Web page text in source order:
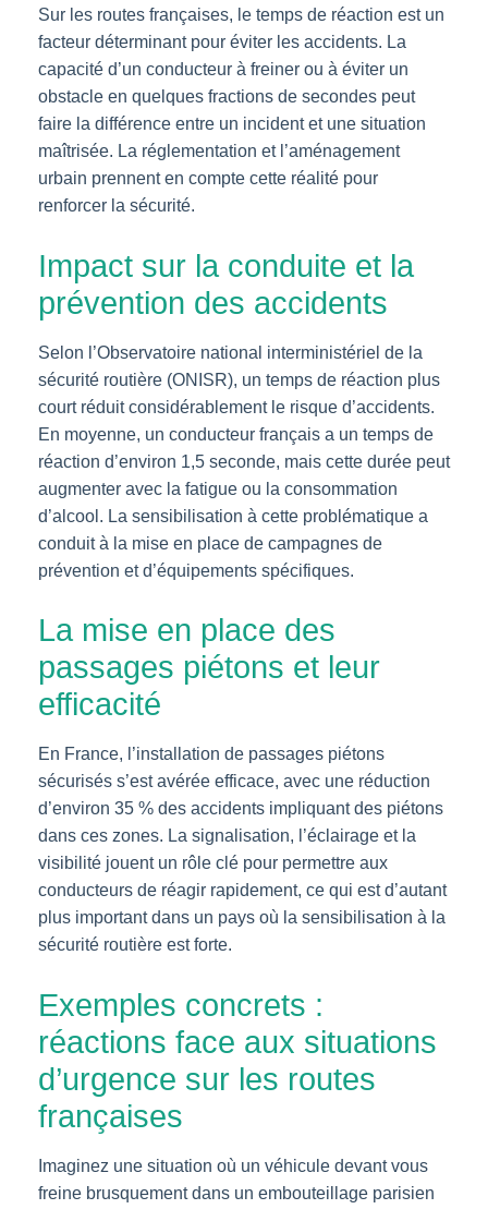
Sur les routes françaises, le temps de réaction est un
facteur déterminant pour éviter les accidents. La
capacité d’un conducteur à freiner ou à éviter un
obstacle en quelques fractions de secondes peut
faire la différence entre un incident et une situation
maîtrisée. La réglementation et l’aménagement
urbain prennent en compte cette réalité pour
renforcer la sécurité.
Impact sur la conduite et la
prévention des accidents
Selon l’Observatoire national interministériel de la
sécurité routière (ONISR), un temps de réaction plus
court réduit considérablement le risque d’accidents.
En moyenne, un conducteur français a un temps de
réaction d’environ 1,5 seconde, mais cette durée peut
augmenter avec la fatigue ou la consommation
d’alcool. La sensibilisation à cette problématique a
conduit à la mise en place de campagnes de
prévention et d’équipements spécifiques.
La mise en place des
passages piétons et leur
efficacité
En France, l’installation de passages piétons
sécurisés s’est avérée efficace, avec une réduction
d’environ 35 % des accidents impliquant des piétons
dans ces zones. La signalisation, l’éclairage et la
visibilité jouent un rôle clé pour permettre aux
conducteurs de réagir rapidement, ce qui est d’autant
plus important dans un pays où la sensibilisation à la
sécurité routière est forte.
Exemples concrets :
réactions face aux situations
d’urgence sur les routes
françaises
Imaginez une situation où un véhicule devant vous
freine brusquement dans un embouteillage parisien